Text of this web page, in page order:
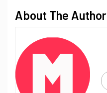
About The Author